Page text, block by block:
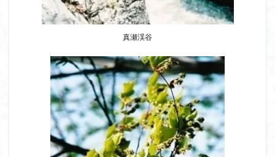
真瀬渓谷
破風山
砲台山 石川県 石尊山
石割山
知床半島
真鶴半島
県立比企丘陵自然公園
皆野
筑波山
節分草 西上州 自然園
藪漕ぎ
薬師岳
蕎麦 蓼科高原 蒲生岳山麓
荒幡富士
荒倉山 茨城県
茨城の自然百選
茅塚
花崗岩 花の谷
花の百名山
自己紹介
紅葉 自作画
能登半島
肘折温泉
羽根子山 群馬県
美人林